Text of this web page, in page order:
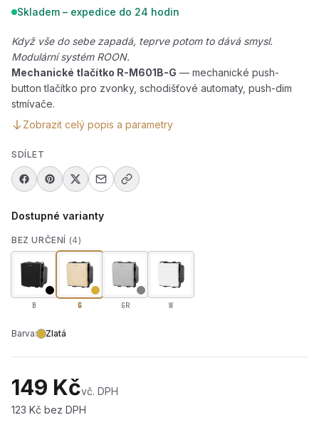
Skladem – expedice do 24 hodin
Když vše do sebe zapadá, teprve potom to dává smysl.
Modulární systém ROON.
Mechanické tlačítko R-M601B-G — mechanické push-
button tlačítko pro zvonky, schodišťové automaty, push-dim
stmívače.
Zobrazit celý popis a parametry
SDÍLET
Dostupné varianty
BEZ URČENÍ (4)
B G GR W
Barva: Zlatá
149 Kčvč. DPH
123 Kč bez DPH